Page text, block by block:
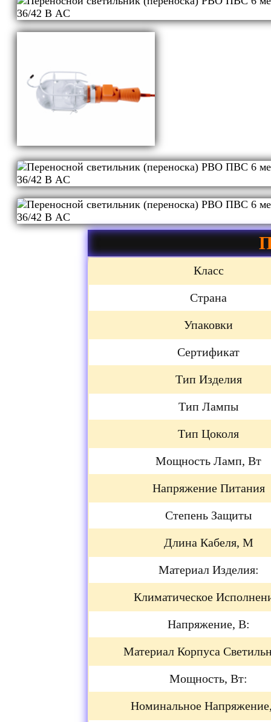
Класс
Страна
Упаковки
Сертификат
Тип Изделия
Тип Лампы
Тип Цоколя
Мощность Ламп, Вт
Напряжение Питания
Степень Защиты
Длина Кабеля, М
Материал Изделия:
Климатическое
Напряжение, В:
Материал Корпуса
Мощность, Вт:
Номинальное